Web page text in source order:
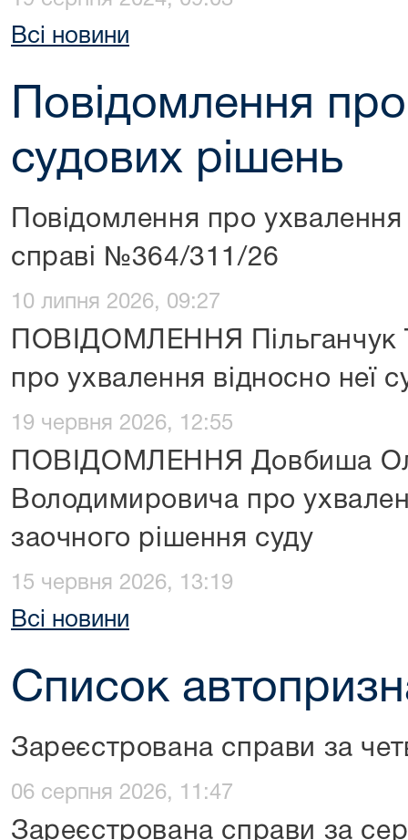
Всі новини
Повідомлення
судових рішень
Повідомлення про
справі №364/311/26
10 липня 2026, 09:27
ПОВІДОМЛЕННЯ Пільганчук
про ухвалення відносно неї
19 червня 2026, 12:55
ПОВІДОМЛЕННЯ Довбиша
Володимировича про
заочного рішення суду
15 червня 2026, 13:19
Всі новини
Список
Зареєстрована справи за
06 серпня 2026, 11:47
Зареєстрована справи за